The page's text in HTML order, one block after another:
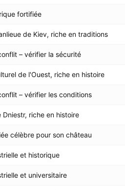
fortifiée
de Kiev, riche en traditions
– vérifier la sécurité
de l'Ouest, riche en histoire
– vérifier les conditions
Dniestr, riche en histoire
célèbre pour son château
et historique
et universitaire